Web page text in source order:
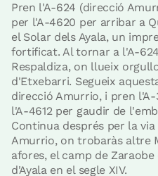
Pren l'A-624 (direcció
per l'A-4620 per arribar a
el Solar dels Ayala, un
fortificat. Al tornar a l'A-
Respaldiza, on llueix
d'Etxebarri. Segueix
direcció Amurrio, i pren
l'A-4612 per gaudir de
Continua després per la
Amurrio, on trobaràs altre
afores, el camp de
d'Ayala en el segle XIV.